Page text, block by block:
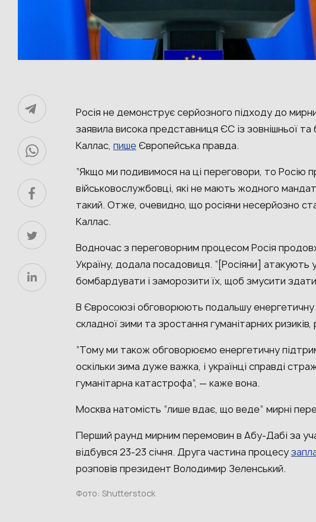
Росія не демонструє серйозного підходу до
заявила висока представниця ЄС із зовнішньої та
Каллас, пишеЄвропейська правда.
“Якщо ми подивимося на ці переговори, то Росію
військовослужбовці, які не мають жодного
такий. Отже, очевидно, що росіяни несерйозно
Каллас.
Водночас з переговорним процесом Росія
Україну, додала посадовиця. “[Росіяни] атакують
бомбардувати і заморозити їх, щоб змусити
В Євросоюзі обговорюють подальшу енергетичну
складної зими та зростання гуманітарних ризиків,
“Тому ми також обговорюємо енергетичну
оскільки зима дуже важка, і українці справді
гуманітарна катастрофа”, — каже вона.
Москва натомість “лише вдає, що веде” мирні
Перший раунд мирним перемовин в Абу-Дабі за
відбувся 23-23 січня. Друга частина процесу
розповів президент Володимир Зеленський.
Фото: Shutterstock